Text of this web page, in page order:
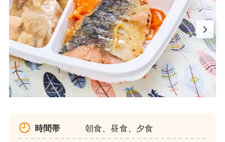
時間帯 朝食、昼食、夕食